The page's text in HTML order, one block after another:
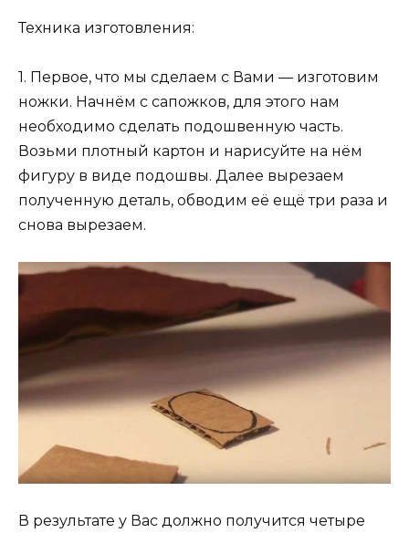
Техника изготовления:
1. Первое, что мы сделаем с Вами — изготовим
ножки. Начнём с сапожков, для этого нам
необходимо сделать подошвенную часть.
Возьми плотный картон и нарисуйте на нём
фигуру в виде подошвы. Далее вырезаем
полученную деталь, обводим её ещё три раза и
снова вырезаем.
В результате у Вас должно получится четыре